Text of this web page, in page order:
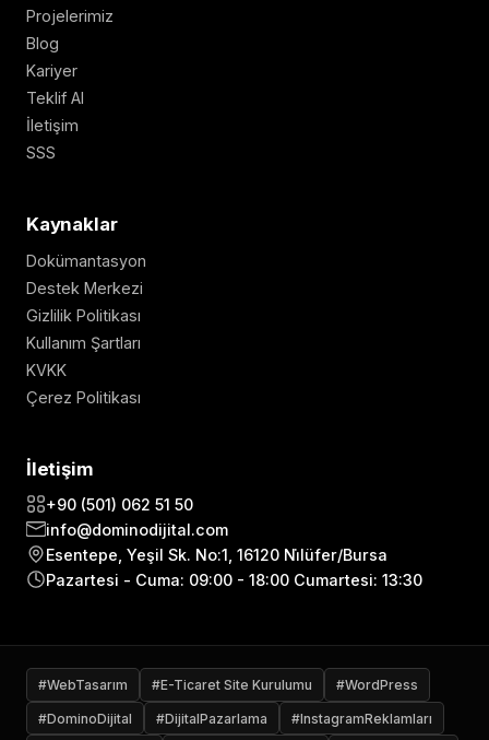
Projelerimiz
Blog
Kariyer
Teklif Al
İletişim
SSS
Kaynaklar
Dokümantasyon
Destek Merkezi
Gizlilik Politikası
Kullanım Şartları
KVKK
Çerez Politikası
İletişim
+90 (501) 062 51 50
info@dominodijital.com
Esentepe, Yeşil Sk. No:1, 16120 Ni̇lüfer/Bursa
Pazartesi - Cuma: 09:00 - 18:00 Cumartesi: 13:30
#WebTasarım #E-Ticaret Site Kurulumu #WordPress
#DominoDijital #DijitalPazarlama #InstagramReklamları